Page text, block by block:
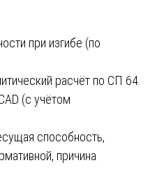
при изгибе (по
расчёт по СП 64.
(с учётом
способность,
причина